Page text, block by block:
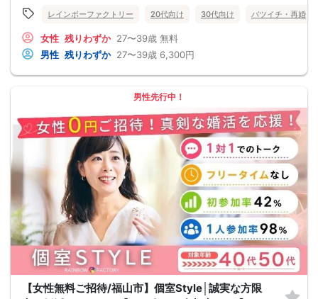
レインボーファクトリー 20代向け 30代向け バツイチ・再婚
女性 残りわずか 27〜39歳 無料
男性 残りわずか 27〜39歳 6,300円
男性先行中！
【女性無料ご招待/福山市】個室Style│誠実な方限